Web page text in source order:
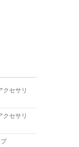
クセサリ
クセサリ